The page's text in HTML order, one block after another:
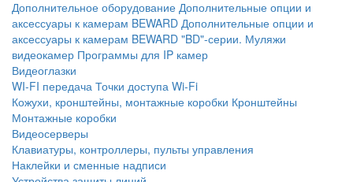
Дополнительное оборудование Дополнительные опции и
аксессуары к камерам BEWARD Дополнительные опции и
аксессуары к камерам BEWARD "BD"-серии. Муляжи
видеокамер Программы для IP камер
Видеоглазки
WI-FI передача Точки доступа Wi-Fi
Кожухи, кронштейны, монтажные коробки Кронштейны
Монтажные коробки
Видеосерверы
Клавиатуры, контроллеры, пульты управления
Наклейки и сменные надписи